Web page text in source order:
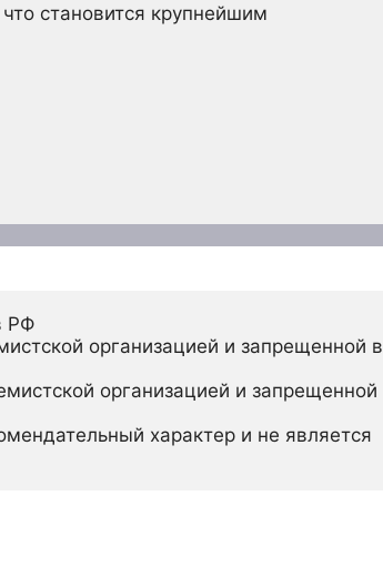
становится крупнейшим
РФ
организацией и запрещенной в
организацией и запрещенной
характер и не является